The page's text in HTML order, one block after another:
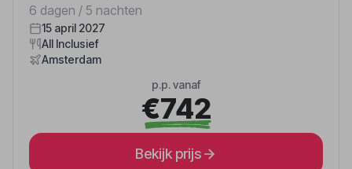
6 dagen / 5 nachten
15 april 2027
All Inclusief
Amsterdam
p.p. vanaf
€742
Bekijk prijs